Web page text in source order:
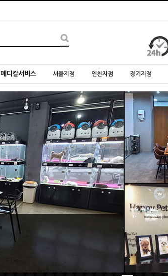
메디칼서비스 서울지점 인천지점 경기지점